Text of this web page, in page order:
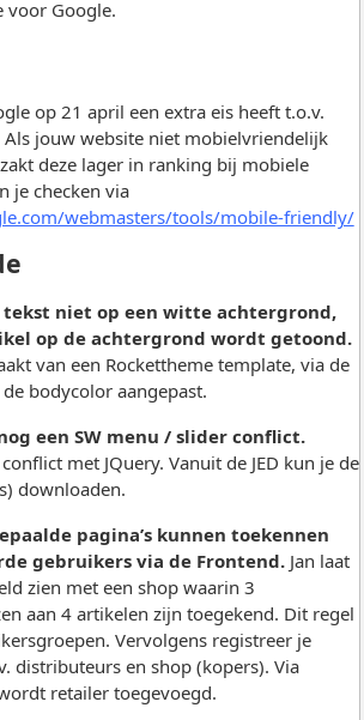
voor Google.
op 21 april een extra eis heeft t.o.v.
Als jouw website niet mobielvriendelijk
deze lager in ranking bij mobiele
je checken via
webmasters/tools/mobile-friendly/
niet op een witte achtergrond,
op de achtergrond wordt getoond.
van een Rockettheme template, via de
bodycolor aangepast.
een SW menu / slider conflict.
met JQuery. Vanuit de JED kun je de
downloaden.
pagina’s kunnen toekennen
gebruikers via de Frontend.Jan laat
zien met een shop waarin 3
aan 4 artikelen zijn toegekend. Dit regel
Vervolgens registreer je
distributeurs en shop (kopers). Via
retailer toegevoegd.